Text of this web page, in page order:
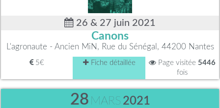
26 & 27 juin 2021
Canons
L'agronaute - Ancien MiN, Rue du Sénégal, 44200 Nantes
5€ Fiche détaillée Page visitée 5446
fois
28 MARS 2021